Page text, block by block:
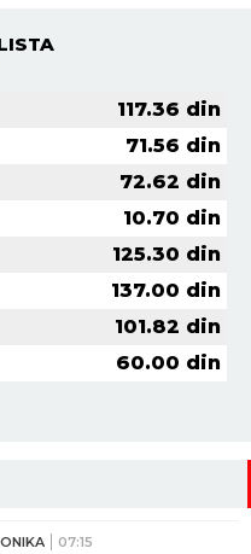
117.36 din
71.56 din
72.62 din
10.70 din
125.30 din
137.00 din
101.82 din
60.00 din
07:15